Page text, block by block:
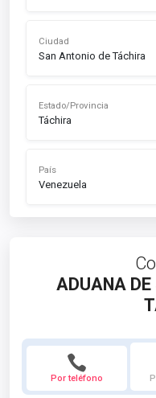
Ciudad
San Antonio de Táchira
Estado/Provincia
Táchira
País
Venezuela
ADUANA
Por teléfono